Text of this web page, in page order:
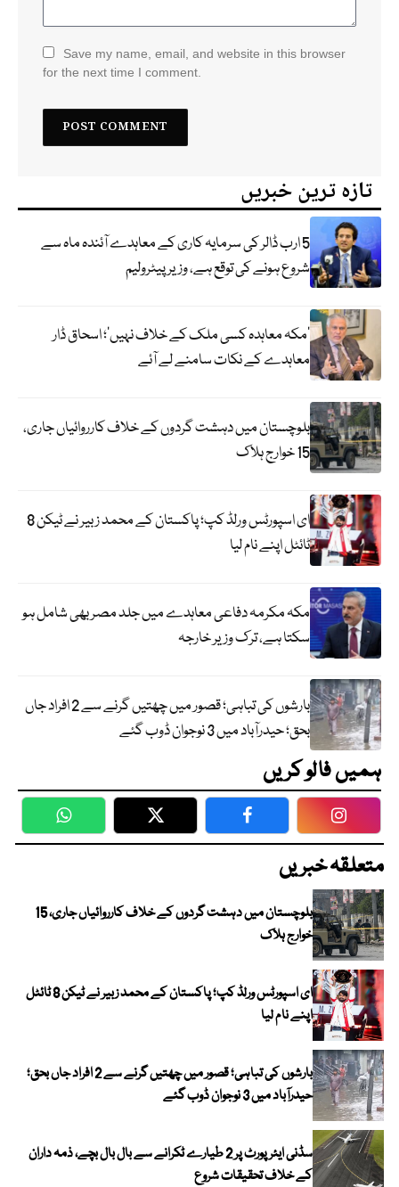
Save my name, email, and website in this browser
for the next time I comment.
تازہ ترین خبریں
5 ارب ڈالر کی سرمایہ کاری کے معاہدے آئندہ ماہ سے
شروع ہونے کی توقع ہے، وزیر پیٹرولیم
‘مکہ معاہدہ کسی ملک کے خلاف نہیں’؛ اسحاق ڈار
معاہدے کے نکات سامنے لے آئے
بلوچستان میں دہشت گردوں کے خلاف کارروائیاں جاری،
15 خوارج ہلاک
ای اسپورٹس ورلڈ کپ؛ پاکستان کے محمد زبیر نے ٹیکن 8
ٹائٹل اپنے نام لیا
مکہ مکرمہ دفاعی معاہدے میں جلد مصر بھی شامل ہو
سکتا ہے، ترک وزیر خارجہ
بارشوں کی تباہی؛ قصور میں چھتیں گرنے سے 2 افراد جاں
بحق؛ حیدرآباد میں 3 نوجوان ڈوب گئے
ہمیں فالو کریں
WhatsApp Twitter Facebook
متعلقہ خبریں
بلوچستان میں دہشت گردوں کے خلاف کارروائیاں جاری، 15
خوارج ہلاک
ای اسپورٹس ورلڈ کپ؛ پاکستان کے محمد زبیر نے ٹیکن 8 ٹائٹل
اپنے نام لیا
بارشوں کی تباہی؛ قصور میں چھتیں گرنے سے 2 افراد جاں بحق؛
حیدرآباد میں 3 نوجوان ڈوب گئے
سڈنی ایئرپورٹ پر 2 طیارے ٹکرانے سے بال بال بچے، ذمہ داران
کے خلاف تحقیقات شروع